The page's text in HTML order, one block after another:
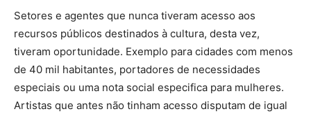
Setores e agentes que nunca tiveram acesso aos
recursos públicos destinados à cultura, desta vez,
tiveram oportunidade. Exemplo para cidades com menos
de 40 mil habitantes, portadores de necessidades
especiais ou uma nota social especifica para mulheres.
Artistas que antes não tinham acesso disputam de igual